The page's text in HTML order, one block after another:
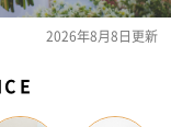
2026年8月8日更新